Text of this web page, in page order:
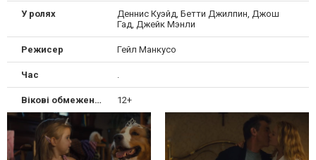
У ролях
Деннис Куэйд, Бетти Джилпин, Джош
Гад, Джейк Мэнли
Режисер Гейл Манкусо
Час
Вікові обмеження 12+